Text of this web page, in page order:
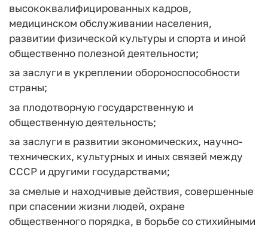
высококвалифицированных кадров,
медицинском обслуживании населения,
развитии физической культуры и спорта и иной
общественно полезной деятельности;
за заслуги в укреплении обороноспособности
страны;
за плодотворную государственную и
общественную деятельность;
за заслуги в развитии экономических, научно-
технических, культурных и иных связей между
СССР и другими государствами;
за смелые и находчивые действия, совершенные
при спасении жизни людей, охране
общественного порядка, в борьбе со стихийными